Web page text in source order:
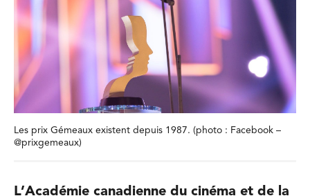
Les prix Gémeaux existent depuis 1987. (photo : Facebook –
@prixgemeaux)
L’Académie canadienne du cinéma et de la